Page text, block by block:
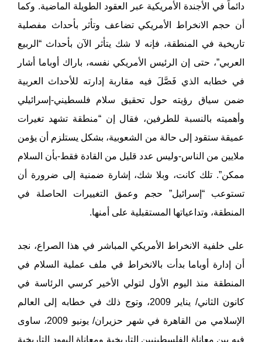
دائماً في الأجندة الأمريكية عبر العقود الطويلة الماضية. وكما
أن حجم الانخراط الأمريكي تضاعف وتأثر بأحداث مفصلية
تاريخية في المنطقة، فإنه لا شك يتأثر الآن بأحداث “الربيع
العربي”، حتى إن الرئيس الأمريكي نفسه، باراك أوباما أشار
في خطابه الذي فَصَّلَ فيه مقاربة إدارته للأحداث العربية
ضمن سياق رؤيته حول تحقيق سلام فلسطيني-إسرائيلي
وأهميته بالنسبة للطرفين، فقال إن “منطقة تشهد تغيرات
عميقة ستقود إلى حالة من الشعوبية، بشكل يستلزم أن يؤمن
ملايين من الناس-وليس عدد قليل من القادة فقط-بأن السلام
ممكن”. تلك كانت، وبلا شك، إشارة ضمنية إلى ضرورة أن
تستوعب “إسرائيل” حجم وعمق التغييرات الحاصلة في
المنطقة، وتداعياتها المستقبلية على أمنها.
على خلفية الانخراط الأمريكي المباشر في هذا الصراع، نجد
أن إدارة أوباما بدأت بالانخراط في ملف عملية السلام في
المنطقة منذ اليوم الأول لتولي الأخير كرسي الرئاسة في
كانون الثاني/ يناير 2009، وتوج ذلك في خطابه إلى العالم
الإسلامي من القاهرة في شهر حزيران/ يونيو 2009، ساوى
فيه بين معاناة الفلسطينيين التاريخية ومعاناة اليهود التاريخية